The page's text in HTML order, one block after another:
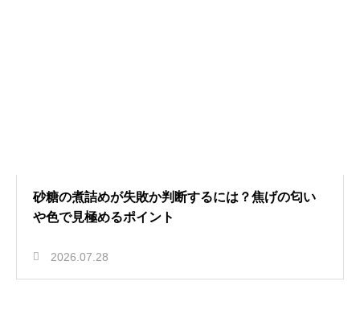
砂糖の煮詰めが失敗か判断するには？焦げの匂い
や色で見極めるポイント
2026.07.28